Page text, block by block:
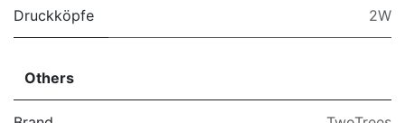
Druckköpfe 2W
Others